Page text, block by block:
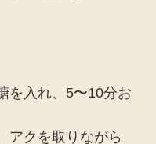
を入れ、5〜10分お
アクを取りながら